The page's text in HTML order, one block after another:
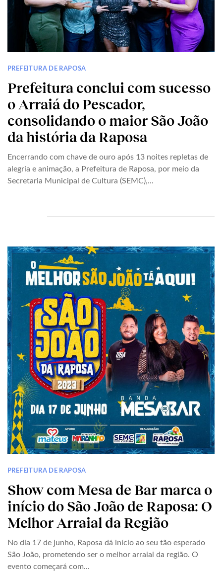
PREFEITURA DE RAPOSA
Prefeitura conclui com sucesso
o Arraiá do Pescador,
consolidando o maior São João
da história da Raposa
Encerrando com chave de ouro após 13 noites repletas de
alegria e animação, a Prefeitura de Raposa, por meio da
Secretaria Municipal de Cultura (SEMC),...
PREFEITURA DE RAPOSA
Show com Mesa de Bar marca o
início do São João de Raposa: O
Melhor Arraial da Região
No dia 17 de junho, Raposa dá início ao seu tão esperado
São João, prometendo ser o melhor arraial da região. O
evento começará com...